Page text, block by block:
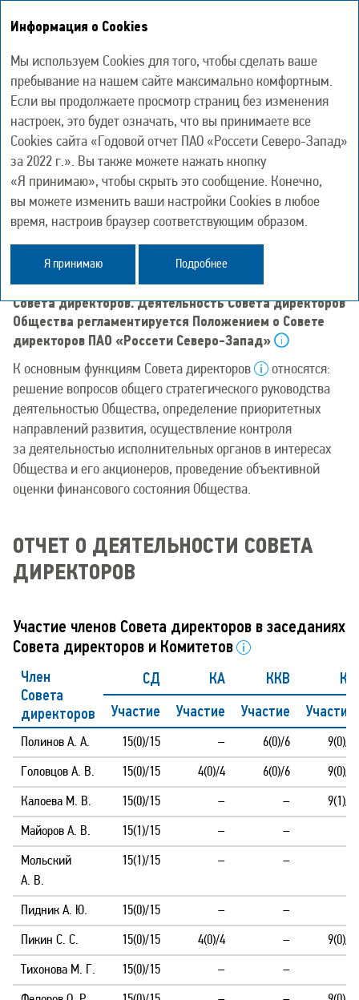
Совет директоров
Подробнее о разделе "Совет
директоров" вPDF-версии
Важным элементом эффективного корпоративного
управления является наличие профессионального
Совета директоров. Деятельность Совета директоров
Общества регламентируется Положением о Совете
директоров ПАО «Россети Северо-Запад»
К основным функциям Совета директоров
относятся:
решение вопросов общего стратегического руководства
деятельностью Общества, определение приоритетных
направлений развития, осуществление контроля
за деятельностью исполнительных органов в интересах
Общества и его акционеров, проведение объективной
оценки финансового состояния Общества.
ОТЧЕТ О ДЕЯТЕЛЬНОСТИ СОВЕТА
ДИРЕКТОРОВ
Участие членов Совета директоров в заседаниях
Совета директоров и Комитетов
Член
Совета
директоров
СД КА ККВ
КС
Участие
Участие Участие Участие
Полинов А. А. 15(0)/15 – 6(0)/6 9(0)/9
Головцов А. В. 15(0)/15 4(0)/4 6(0)/6 9(0)/9
Калоева М. В. 15(0)/15 – – 9(1)/9
Майоров А. В. 15(1)/15 – –
Мольский
А. В.
15(1)/15 – –
Пидник А. Ю. 15(0)/15 – –
Пикин С. С. 15(0)/15 4(0)/4 – 9(0)/9
Тихонова М. Г. 15(0)/15 – –
Информация о Cookies
Мы используем Cookies для того, чтобы сделать ваше
пребывание на нашем сайте максимально комфортным.
Если вы продолжаете просмотр страниц без изменения
настроек, это будет означать, что вы принимаете все
Cookies сайта «Годовой отчет ПАО «Россети Северо-Запад»
за 2022 г.». Вы также можете нажать кнопку
«Я принимаю», чтобы скрыть это сообщение. Конечно,
вы можете изменить ваши настройки Cookies в любое
время, настроив браузер соответствующим образом.
Я принимаю Подробнее